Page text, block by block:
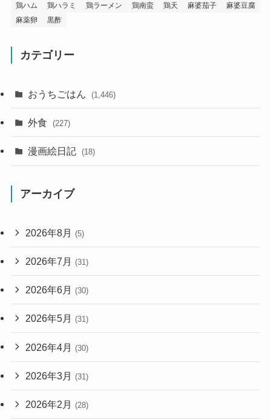
鶏ハム
鶏ハラミ 鶏ラーメン 鶏南蛮 鶏天 麻婆茄子
麻婆豆腐
麻薬卵
黒酢
カテゴリー
おうちごはん (1,446)
外食 (227)
漫画絵日記 (18)
アーカイブ
2026年8月 (5)
2026年7月 (31)
2026年6月 (30)
2026年5月 (31)
2026年4月 (30)
2026年3月 (31)
2026年2月 (28)